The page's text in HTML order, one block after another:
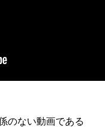
のない動画である